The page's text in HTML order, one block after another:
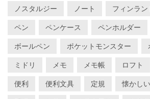
ノスタルジー ノート フィンラン
ペン ペンケース ペンホルダー
ボールペン ポケットモンスター
ミドリ メモ メモ帳 ロフト
便利 便利文具 定規 懐かしい